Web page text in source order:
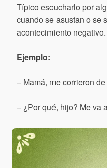
Típico escucharlo por
cuando se asustan o se
acontecimiento negativo.
Ejemplo:
– Mamá, me corrieron
– ¿Por qué, hijo? Me va